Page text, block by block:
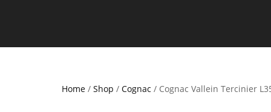
Home / Shop / Cognac / Cognac Vallein Tercinier